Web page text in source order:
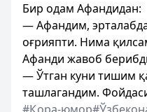
Бир одам Афандидан:
— Афандим,
оғрияпти. Нима
Афанди жавоб
— Ўтган куни тишим
ташлагандим.